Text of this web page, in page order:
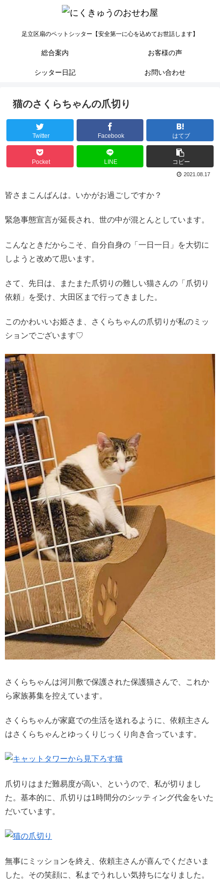
足立区扇のペットシッター【安全第一に心を込めてお世話します】
総合案内 お客様の声
シッター日記 お問い合わせ
猫のさくらちゃんの爪切り
Twitter Facebook はてブ
Pocket LINE コピー
2021.08.17
皆さまこんばんは。いかがお過ごしですか？
緊急事態宣言が延長され、世の中が混とんとしています。
こんなときだからこそ、自分自身の「一日一日」を大切に
しようと改めて思います。
さて、先日は、またまた爪切りの難しい猫さんの「爪切り
依頼」を受け、大田区まで行ってきました。
このかわいいお姫さま、さくらちゃんの爪切りが私のミッ
ションでございます♡
さくらちゃんは河川敷で保護された保護猫さんで、これか
ら家族募集を控えています。
さくらちゃんが家庭での生活を送れるように、依頼主さん
はさくらちゃんとゆっくりじっくり向き合っています。
爪切りはまだ難易度が高い、というので、私が切りまし
た。基本的に、爪切りは1時間分のシッティング代金をいた
だいています。
無事にミッションを終え、依頼主さんが喜んでくださいま
した。その笑顔に、私までうれしい気持ちになりました。